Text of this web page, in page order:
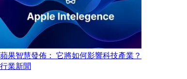
蘋果智慧發佈： 它將如何影響科技產業？
行業新聞